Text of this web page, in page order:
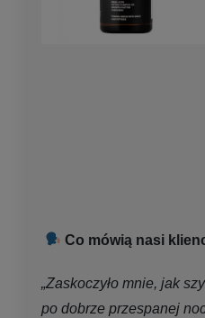
Co mówią nasi
„Zaskoczyło mnie, jak
po dobrze przespanej